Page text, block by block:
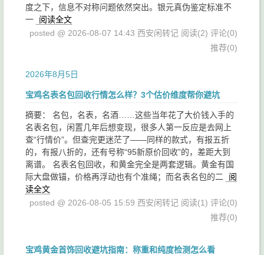
度之下，信息不对称问题依然突出。银元真伪鉴定标准不
一
阅读全文
posted @ 2026-08-07 14:43 西安闲转记 阅读(2) 评论(0)
推荐(0)
2026年8月5日
宝鸡名表名包回收行情怎么样？3个估价维度帮你避坑
摘要： 名包，名表，名酒……这些当年花了大价钱入手的
名表名包，闲置几年后想变现，很多人第一反应是去网上
查“行情价”。但查完更迷茫了——同样的款式，有报五折
的，有报八折的，还有号称“95新原价回收”的，差距大到
离谱。 名表名包回收，和黄金完全是两套逻辑。黄金有国
际大盘做锚，价格再浮动也有个准绳；而名表名包的二
阅
读全文
posted @ 2026-08-05 15:59 西安闲转记 阅读(1) 评论(0)
推荐(0)
宝鸡黄金首饰回收避坑指南：称重和纯度检测怎么看